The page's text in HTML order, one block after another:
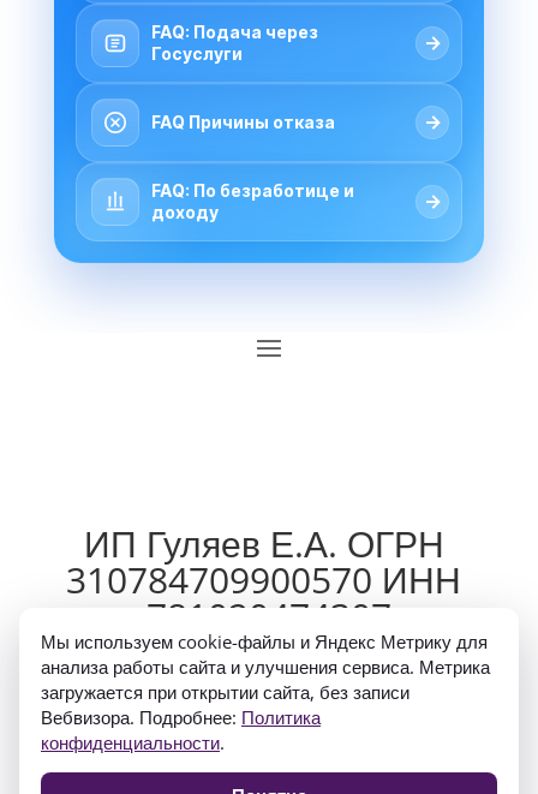
FAQ: Подача через
Госуслуги
→
FAQ Причины отказа →
FAQ: По безработице и
доходу
→
ИП Гуляев Е.А. ОГРН
310784709900570 ИНН
781020474307
Политика конфиденциальности
Мы используем cookie-файлы и Яндекс Метрику для
анализа работы сайта и улучшения сервиса. Метрика
загружается при открытии сайта, без записи
Вебвизора. Подробнее: Политика
конфиденциальности.